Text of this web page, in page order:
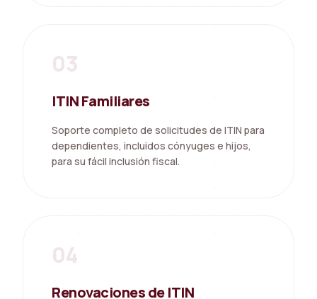
03
ITIN Familiares
Soporte completo de solicitudes de ITIN para
dependientes, incluidos cónyuges e hijos,
para su fácil inclusión fiscal.
04
Renovaciones de ITIN